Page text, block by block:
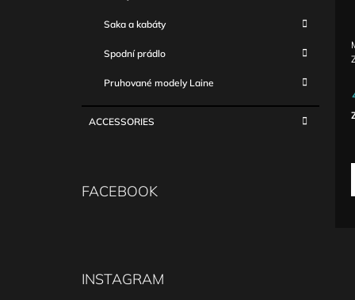
Saka a kabáty
Spodní prádlo
Pruhované modely Laine
ACCESSORIES
FACEBOOK
INSTAGRAM